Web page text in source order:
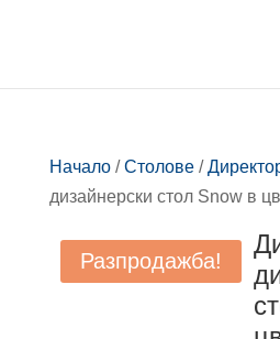
Начало/Столове/
дизайнерски стол Snow в
Разпродажба!